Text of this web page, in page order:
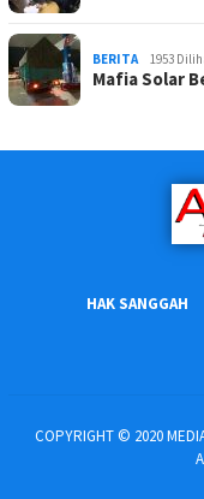
BERITA 1953
Mafia Solar
HAK SANGGAH
COPYRIGHT © 2020